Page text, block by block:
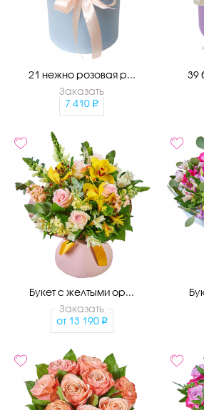
21 нежно розовая р...
Заказать
7 410
39
Букет с желтыми ор...
Заказать
от 13 190